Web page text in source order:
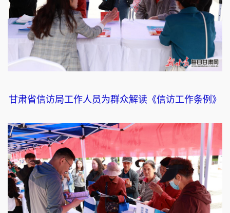
甘肃省信访局工作人员为群众解读《信访工作条例》